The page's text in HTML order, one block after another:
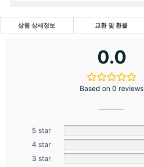
상품 상세정보 교환 및 환불
0.0
Based on 0 reviews
5 star
4 star
3 star